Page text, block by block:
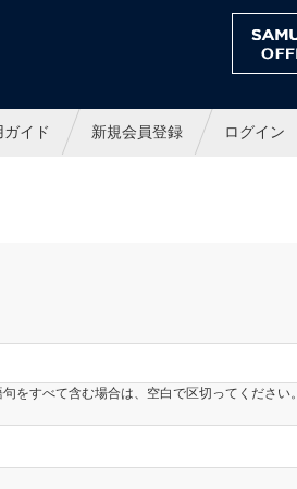
ショップ
ガイド 新規会員登録 ログイン
をすべて含む場合は、空白で区切ってください。